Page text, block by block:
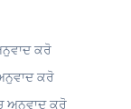
ਕਰੋ
ਕਰੋ
ਅਨੁਵਾਦ ਕਰੋ